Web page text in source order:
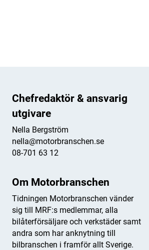
Om Motorbranschen
Tidningen Motorbranschen vänder
sig till MRF:s medlemmar, alla
bilåterförsäljare och verkstäder samt
andra som har anknytning till
bilbranschen i framför allt Sverige.
Chefredaktör & ansvarig
utgivare
Nella Bergström
nella@motorbranschen.se
08-701 63 12